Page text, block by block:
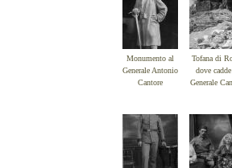
Monumento al
Generale Antonio
Cantore
Tofana di
dove
Generale